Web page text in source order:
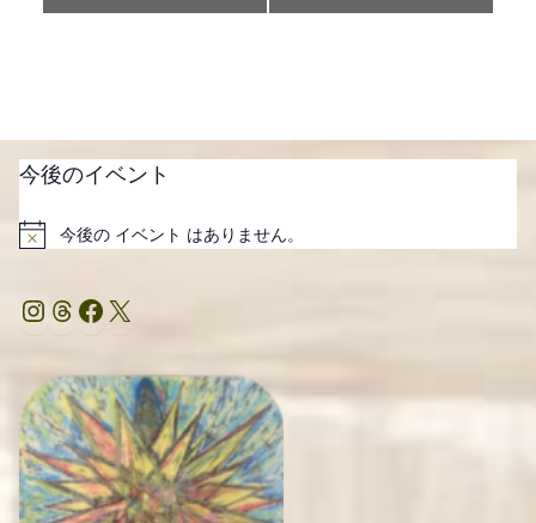
ビ
ゲ
ー
シ
ン
今後のイベント
Notice今後の イベント はありません。